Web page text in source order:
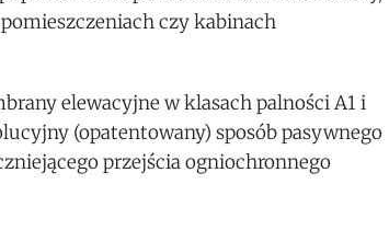
czy kabinach
elewacyjne w klasach palności A1 i
(opatentowany) sposób pasywnego
przejścia ogniochronnego